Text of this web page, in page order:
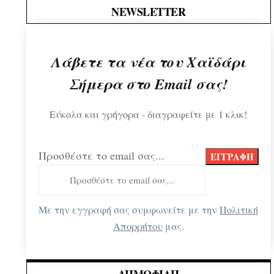
NEWSLETTER
Λάβετε τα νέα του Χαϊδάρι
Σήμερα στο Email σας!
Εύκολα και γρήγορα - διαγραφείτε με 1 κλικ!
Προσθέστε το email σας...
Με την εγγραφή σας συμφωνείτε με τηνΠολιτική
Απορρήτουμας.